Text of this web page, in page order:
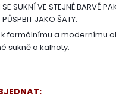
SUKNÍ VE STEJNÉ BARVĚ
JAKO ŠATY.
k formálnímu a modernímu
sukně a kalhoty.